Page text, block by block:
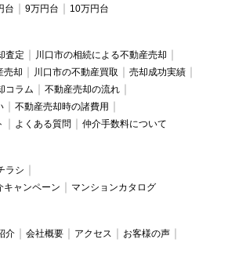
台 9万円台 10万円台
査定
川口市の相続による不動産売却
売却
川口市の不動産買取
売却成功実績
コラム
不動産売却の流れ
不動産売却時の諸費用
よくある質問 仲介手数料について
ラシ
キャンペーン
マンションカタログ
介 会社概要 アクセス
お客様の声